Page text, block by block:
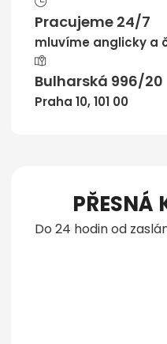
Pracujeme 24/7
mluvíme anglicky a
Bulharská 996/20
Praha 10, 101 00
PŘESNÁ
Do 24 hodin od